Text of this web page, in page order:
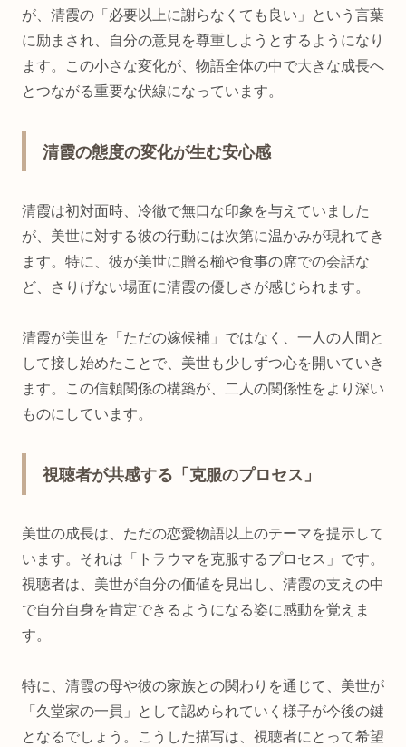
が、清霞の「必要以上に謝らなくても良い」という言葉
に励まされ、自分の意見を尊重しようとするようになり
ます。この小さな変化が、物語全体の中で大きな成長へ
とつながる重要な伏線になっています。
清霞の態度の変化が生む安心感
清霞は初対面時、冷徹で無口な印象を与えていました
が、美世に対する彼の行動には次第に温かみが現れてき
ます。特に、彼が美世に贈る櫛や食事の席での会話な
ど、さりげない場面に清霞の優しさが感じられます。
清霞が美世を「ただの嫁候補」ではなく、一人の人間と
して接し始めたことで、美世も少しずつ心を開いていき
ます。この信頼関係の構築が、二人の関係性をより深い
ものにしています。
視聴者が共感する「克服のプロセス」
美世の成長は、ただの恋愛物語以上のテーマを提示して
います。それは「トラウマを克服するプロセス」です。
視聴者は、美世が自分の価値を見出し、清霞の支えの中
で自分自身を肯定できるようになる姿に感動を覚えま
す。
特に、清霞の母や彼の家族との関わりを通じて、美世が
「久堂家の一員」として認められていく様子が今後の鍵
となるでしょう。こうした描写は、視聴者にとって希望